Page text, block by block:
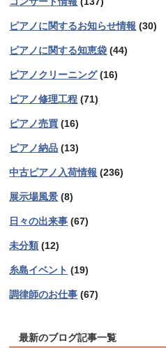
ピアノに関するお知らせ情報 (30)
ピアノに関する知恵袋 (44)
ピアノクリーニング(16)
ピアノ修理工程 (71)
ピアノ売買 (16)
ピアノ納品 (13)
中古ピアノ入荷情報 (236)
展示場風景 (8)
日々の出来事 (67)
未分類 (12)
糸島イベント (19)
調律師のお仕事 (67)
最新のブログ記事一覧